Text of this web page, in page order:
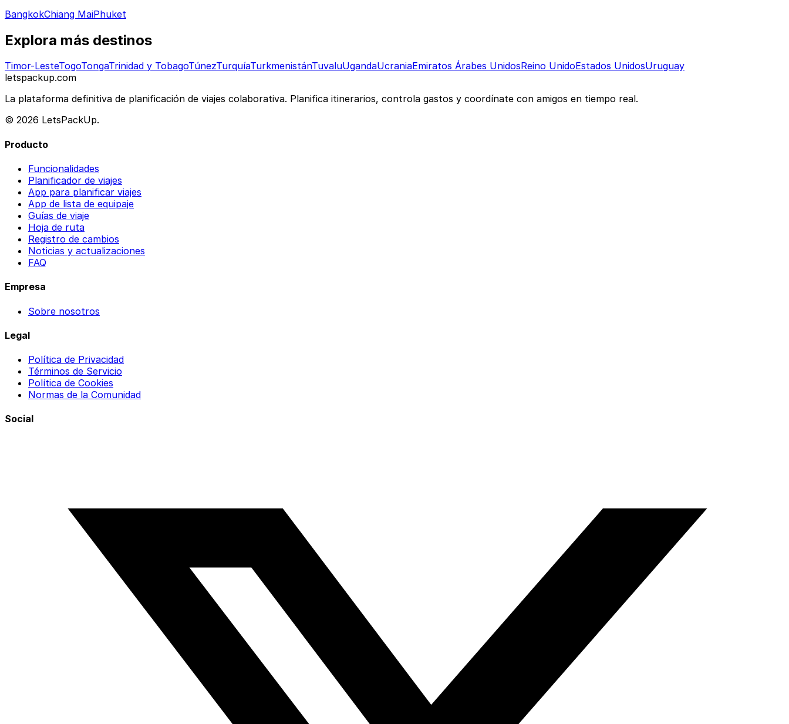
BangkokChiang MaiPhuket
Explora más destinos
Timor-LesteTogoTongaTrinidad y TobagoTúnezTurquíaTurkmenistánTuvaluUgandaUcraniaEmiratos Árabes UnidosReino UnidoEstados UnidosUruguay
letspackup.com
La plataforma definitiva de planificación de viajes colaborativa. Planifica itinerarios, controla gastos y coordínate con amigos en tiempo real.
© 2026 LetsPackUp.
Producto
Funcionalidades
Planificador de viajes
App para planificar viajes
App de lista de equipaje
Guías de viaje
Hoja de ruta
Registro de cambios
Noticias y actualizaciones
FAQ
Empresa
Sobre nosotros
Legal
Política de Privacidad
Términos de Servicio
Política de Cookies
Normas de la Comunidad
Social